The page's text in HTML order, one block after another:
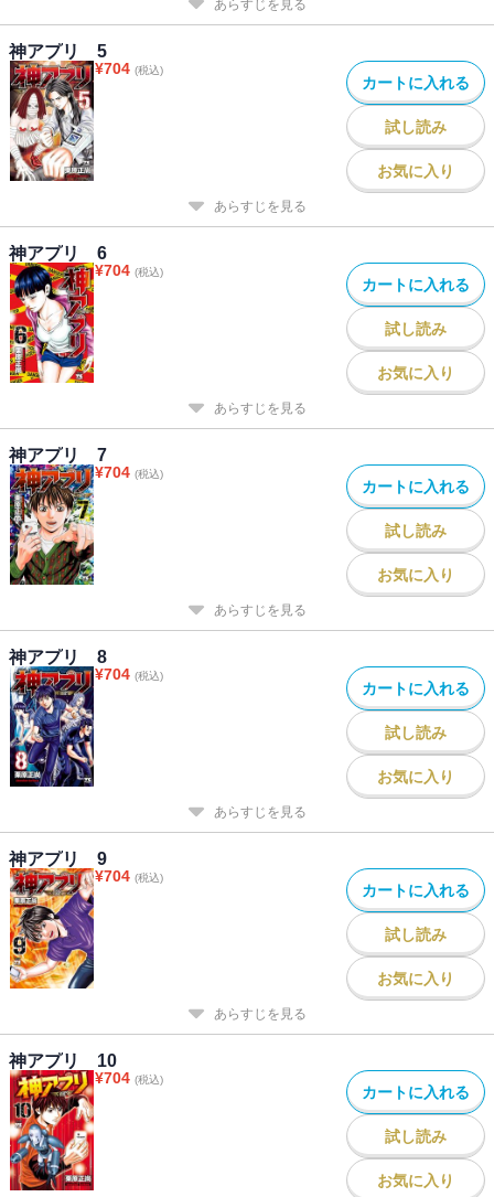
あらすじを見る
神アプリ 5
¥704 (税込)
カートに入れる
試し読み
お気に入り
あらすじを見る
神アプリ 6
¥704 (税込)
カートに入れる
試し読み
お気に入り
あらすじを見る
神アプリ 7
¥704 (税込)
カートに入れる
試し読み
お気に入り
あらすじを見る
神アプリ 8
¥704 (税込)
カートに入れる
試し読み
お気に入り
あらすじを見る
神アプリ 9
¥704 (税込)
カートに入れる
試し読み
お気に入り
あらすじを見る
神アプリ 10
¥704 (税込)
カートに入れる
試し読み
お気に入り